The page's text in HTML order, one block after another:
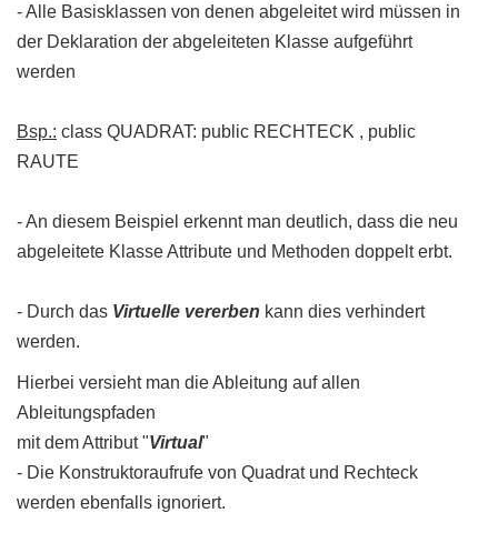
- Alle Basisklassen von denen abgeleitet wird müssen in
der Deklaration der abgeleiteten Klasse aufgeführt
werden
Bsp.: class QUADRAT: public RECHTECK , public
RAUTE
- An diesem Beispiel erkennt man deutlich, dass die neu
abgeleitete Klasse Attribute und Methoden doppelt erbt.
- Durch das Virtuelle vererben kann dies verhindert
werden.
Hierbei versieht man die Ableitung auf allen
Ableitungspfaden
mit dem Attribut "Virtual"
- Die Konstruktoraufrufe von Quadrat und Rechteck
werden ebenfalls ignoriert.